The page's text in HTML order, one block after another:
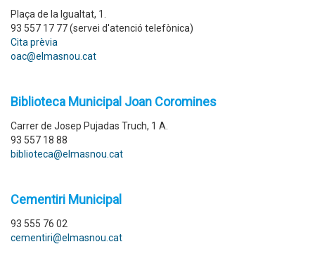
Plaça de la Igualtat, 1.
93 557 17 77 (servei d'atenció telefònica)
Cita prèvia
oac@elmasnou.cat
Biblioteca Municipal Joan Coromines
Carrer de Josep Pujadas Truch, 1 A.
93 557 18 88
biblioteca@elmasnou.cat
Cementiri Municipal
93 555 76 02
cementiri@elmasnou.cat